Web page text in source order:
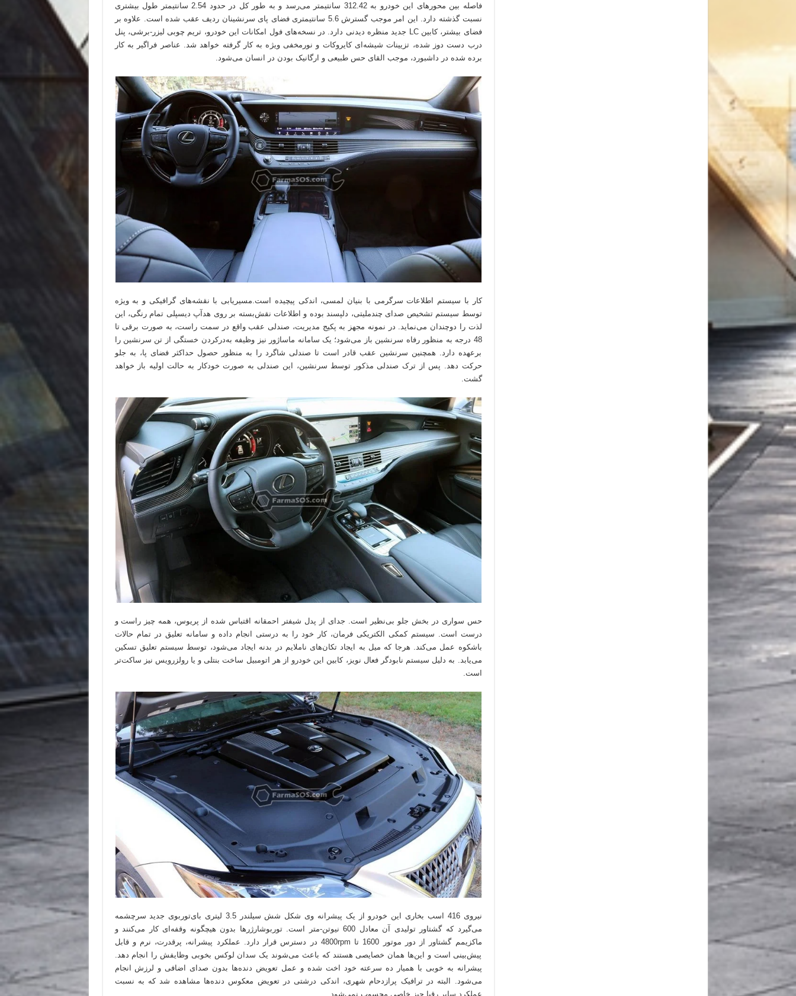
فاصله بین محورهای این خودرو به 312.42 سانتیمتر می‌رسد و به طور کل در حدود 2.54 سانتیمتر طول بیشتری
نسبت گذشته دارد. این امر موجب گسترش 5.6 سانتیمتری فضای پای سرنشینان ردیف عقب شده است. علاوه بر
فضای بیشتر، کابین LC جدید منظره دیدنی دارد. در نسخه‌های فول امکانات این خودرو، تریم چوبی لیزر-برشی، پنل
درب دست دوز شده، تزیینات شیشه‌ای کایروکات و نورمخفی ویژه به کار گرفته خواهد شد. عناصر فراگیر به کار
برده شده در داشبورد، موجب القای حس طبیعی و ارگانیک بودن در انسان می‌شود.
کار با سیستم اطلاعات سرگرمی با بنیان لمسی، اندکی پیچیده است.مسیریابی با نقشه‌های گرافیکی و به ویژه
توسط سیستم تشخیص صدای چندملیتی، دلپسند بوده و اطلاعات نقش‌بسته بر روی هدآپ دیسپلی تمام رنگی، این
لذت را دوچندان می‌نماید. در نمونه مجهز به پکیج مدیریت، صندلی‌ عقب واقع در سمت راست، به صورت برقی تا
48 درجه به منظور رفاه سرنشین باز می‌شود؛ یک سامانه ماساژور نیز وظیفه به‌در‌کردن خستگی از تن سرنشین را
برعهده دارد. همچنین سرنشین عقب قادر است تا صندلی شاگرد را به منظور حصول حداکثر فضای پا، به جلو
حرکت دهد. پس از ترک صندلی مذکور توسط سرنشین، این صندلی به صورت خودکار به حالت اولیه باز خواهد
گشت.
حس سواری در بخش جلو بی‌نظیر است. جدای از پدل شیفتر احمقانه اقتباس شده از پریوس، همه چیز راست و
درست است. سیستم کمکی الکتریکی فرمان، کار خود را به درستی انجام داده و سامانه تعلیق در تمام حالات
باشکوه عمل می‌کند. هرجا که میل به ایجاد تکان‌های ناملایم در بدنه ایجاد می‌شود، توسط سیستم تعلیق تسکین
می‌یابد. به دلیل سیستم نابودگر فعال نویز، کابین این خودرو از هر اتومبیل ساخت بنتلی و یا رولزرویس نیز ساکت‌تر
است.
نیروی 416 اسب بخاری این خودرو از یک پیشرانه وی شکل شش سیلندر 3.5 لیتری بای‌توربوی جدید سرچشمه
می‌گیرد که گشتاور تولیدی آن معادل 600 نیوتن-متر است. توربوشارژرها بدون هیچگونه وقفه‌ای کار می‌کنند و
ماکزیمم گشتاور از دور موتور 1600 تا 4800rpm در دسترس قرار دارد. عملکرد پیشرانه، پرقدرت، نرم و قابل
پیش‌بینی است و این‌ها همان خصایصی هستند که باعث می‌شوند یک سدان لوکس بخوبی وظایفش را انجام دهد.
پیشرانه به خوبی با همیار ده سرعته خود اخت شده و عمل تعویض دنده‌ها بدون صدای اضافی و لرزش انجام
می‌شود. البته در ترافیک پرازدحام شهری، اندکی درشتی در تعویض معکوس دنده‌ها مشاهده شد که به نسبت
عملکرد سایر رقبا چیز خاصی محسوب نمی‌شود.